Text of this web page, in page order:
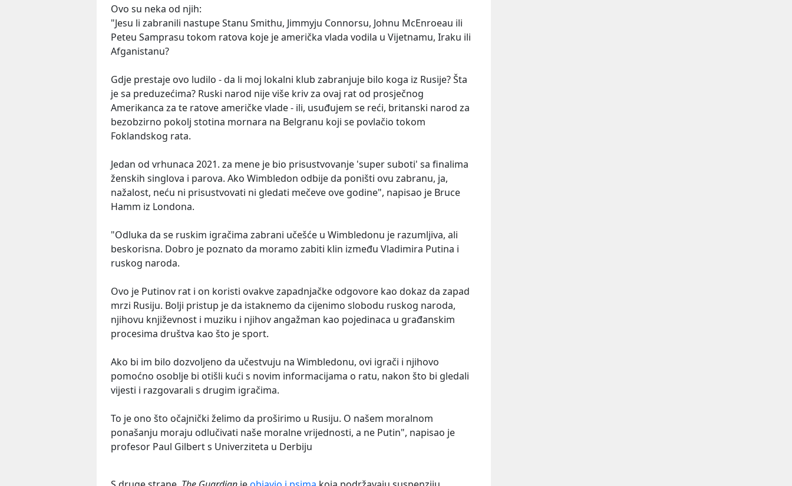
Ovo su neka od njih:
"Jesu li zabranili nastupe Stanu Smithu, Jimmyju Connorsu, Johnu McEnroeau ili
Peteu Samprasu tokom ratova koje je američka vlada vodila u Vijetnamu, Iraku ili
Afganistanu?
Gdje prestaje ovo ludilo - da li moj lokalni klub zabranjuje bilo koga iz Rusije? Šta
je sa preduzećima? Ruski narod nije više kriv za ovaj rat od prosječnog
Amerikanca za te ratove američke vlade - ili, usuđujem se reći, britanski narod za
bezobzirno pokolj stotina mornara na Belgranu koji se povlačio tokom
Foklandskog rata.
Jedan od vrhunaca 2021. za mene je bio prisustvovanje 'super suboti' sa finalima
ženskih singlova i parova. Ako Wimbledon odbije da poništi ovu zabranu, ja,
nažalost, neću ni prisustvovati ni gledati mečeve ove godine", napisao je Bruce
Hamm iz Londona.
"Odluka da se ruskim igračima zabrani učešće u Wimbledonu je razumljiva, ali
beskorisna. Dobro je poznato da moramo zabiti klin između Vladimira Putina i
ruskog naroda.
Ovo je Putinov rat i on koristi ovakve zapadnjačke odgovore kao dokaz da zapad
mrzi Rusiju. Bolji pristup je da istaknemo da cijenimo slobodu ruskog naroda,
njihovu književnost i muziku i njihov angažman kao pojedinaca u građanskim
procesima društva kao što je sport.
Ako bi im bilo dozvoljeno da učestvuju na Wimbledonu, ovi igrači i njihovo
pomoćno osoblje bi otišli kući s novim informacijama o ratu, nakon što bi gledali
vijesti i razgovarali s drugim igračima.
To je ono što očajnički želimo da proširimo u Rusiju. O našem moralnom
ponašanju moraju odlučivati naše moralne vrijednosti, a ne Putin", napisao je
profesor Paul Gilbert s Univerziteta u Derbiju